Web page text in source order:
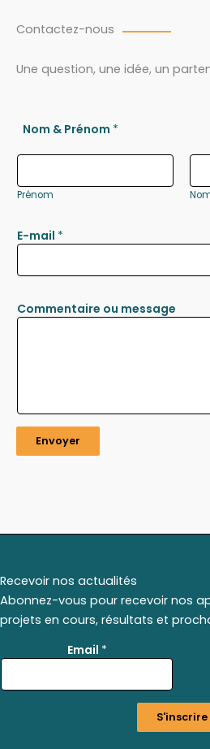
Contactez-nous
Une question, une idée, un
Nom & Prénom *
Prénom
E-mail *
Commentaire ou message
Envoyer
Recevoir nos actualités
Abonnez-vous pour recevoir nos
projets en cours, résultats et
l
E
m
Email *
S'inscrire